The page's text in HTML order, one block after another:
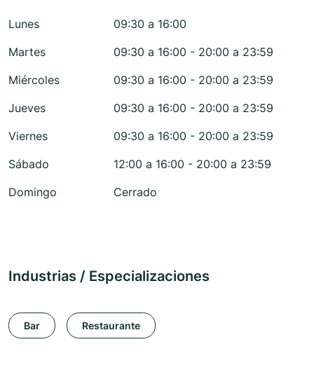
Lunes
09:30 a 16:00
Martes
09:30 a 16:00 - 20:00 a 23:59
Miércoles
09:30 a 16:00 - 20:00 a 23:59
Jueves
09:30 a 16:00 - 20:00 a 23:59
Viernes
09:30 a 16:00 - 20:00 a 23:59
Sábado
12:00 a 16:00 - 20:00 a 23:59
Domingo
Cerrado
Industrias / Especializaciones
Bar Restaurante